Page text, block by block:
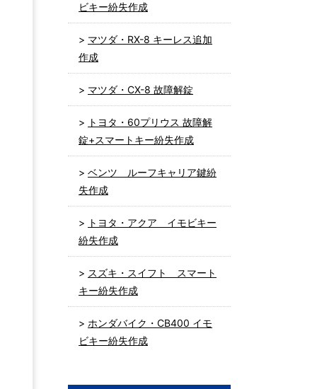
ビキー紛失作成
マツダ・RX-8 キーレス追加
作成
マツダ・CX-8 故障解錠
トヨタ・60プリウス 故障解
錠+スマートキー紛失作成
ベンツ ルーフキャリア鍵紛
失作成
トヨタ・アクア イモビキー
紛失作成
スズキ・スイフト スマート
キー紛失作成
ホンダバイク・CB400 イモ
ビキー紛失作成